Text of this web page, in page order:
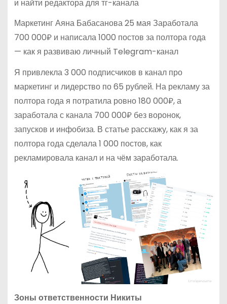
Маркетинг Аяна Бабасанова 25 мая Заработала
700 000₽ и написала 1000 постов за полтора года
— как я развиваю личный Telegram-канал
Я привлекла 3 000 подписчиков в канал про
маркетинг и лидерство по 65 рублей. На рекламу за
полтора года я потратила ровно 180 000₽, а
заработала с канала 700 000₽ без воронок,
запусков и инфобиза. В статье расскажу, как я за
полтора года сделала 1 000 постов, как
рекламировала канал и на чём заработала.
Зоны ответственности Никиты